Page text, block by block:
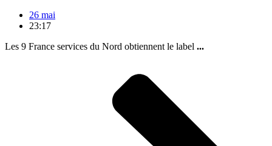
26 mai
23:17
Les 9 France services du Nord obtiennent le label ...